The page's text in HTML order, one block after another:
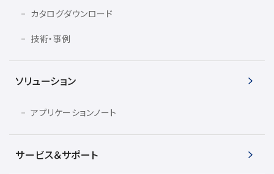
カタログダウンロード
技術・事例
ソリューション
アプリケーションノート
サービス＆サポート